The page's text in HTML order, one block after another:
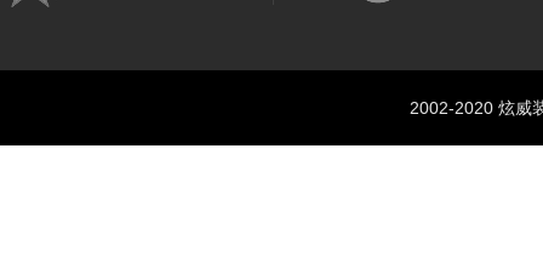
2002-2020 炫威